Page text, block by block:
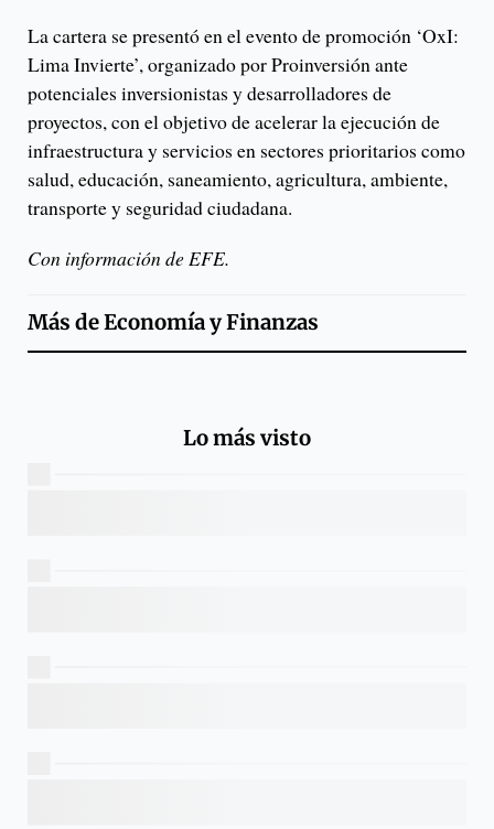
La cartera se presentó en el evento de promoción ‘OxI:
Lima Invierte’, organizado por Proinversión ante
potenciales inversionistas y desarrolladores de
proyectos, con el objetivo de acelerar la ejecución de
infraestructura y servicios en sectores prioritarios como
salud, educación, saneamiento, agricultura, ambiente,
transporte y seguridad ciudadana.
Con información de EFE.
Más deEconomía y Finanzas
Lo más visto